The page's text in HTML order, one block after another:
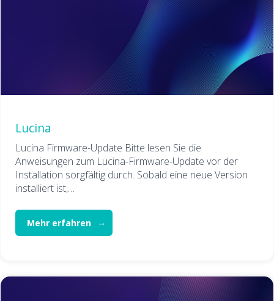
Lucina
Lucina Firmware-Update Bitte lesen Sie die
Anweisungen zum Lucina-Firmware-Update vor der
Installation sorgfältig durch. Sobald eine neue Version
installiert ist,…
Mehr erfahren